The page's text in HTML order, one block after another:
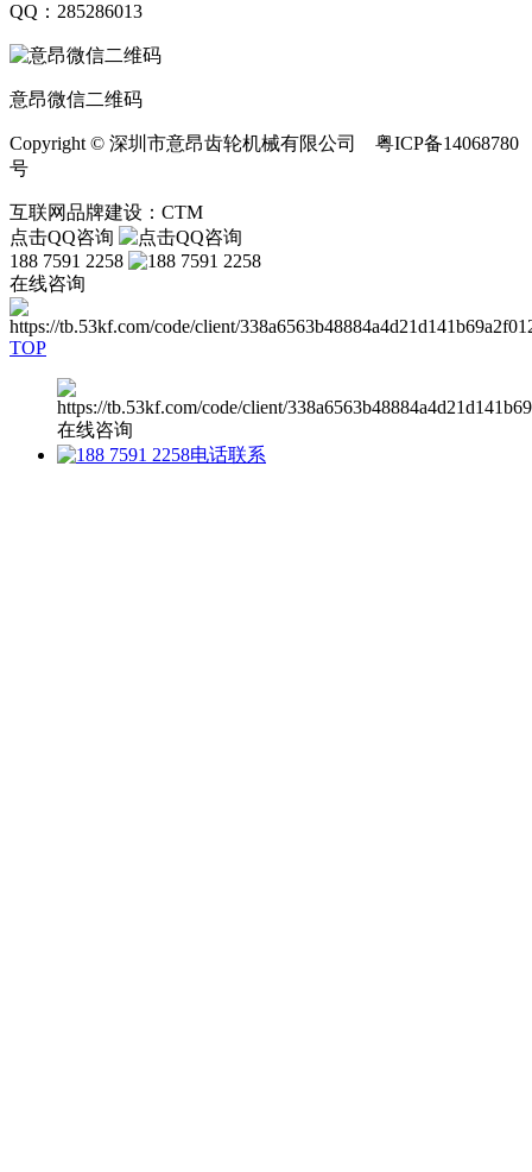
QQ：285286013
意昂微信二维码
Copyright © 深圳市意昂齿轮机械有限公司 粤ICP备14068780
号
互联网品牌建设：CTM
点击QQ咨询
188 7591 2258
在线咨询
TOP
在线咨询
电话联系